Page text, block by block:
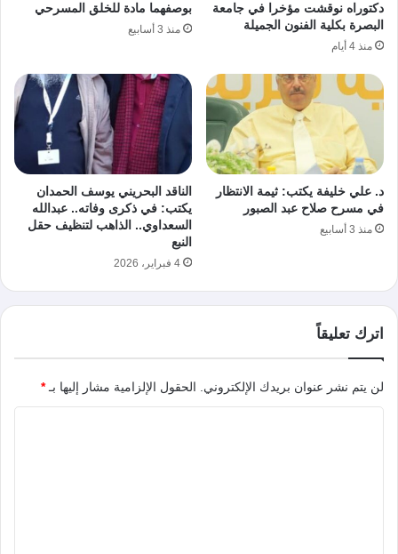
دكتوراه نوقشت مؤخرا في جامعة
البصرة بكلية الفنون الجميلة
منذ 4 أيام
بوصفهما مادة للخلق المسرحي
منذ 3 أسابيع
د. علي خليفة يكتب: ثيمة الانتظار
في مسرح صلاح عبد الصبور
منذ 3 أسابيع
الناقد البحريني يوسف الحمدان
يكتب: في ذكرى وفاته.. عبدالله
السعداوي.. الذاهب لتنظيف حقل
النبع
4 فبراير، 2026
اترك تعليقاً
لن يتم نشر عنوان بريدك الإلكتروني. الحقول الإلزامية مشار إليها بـ*